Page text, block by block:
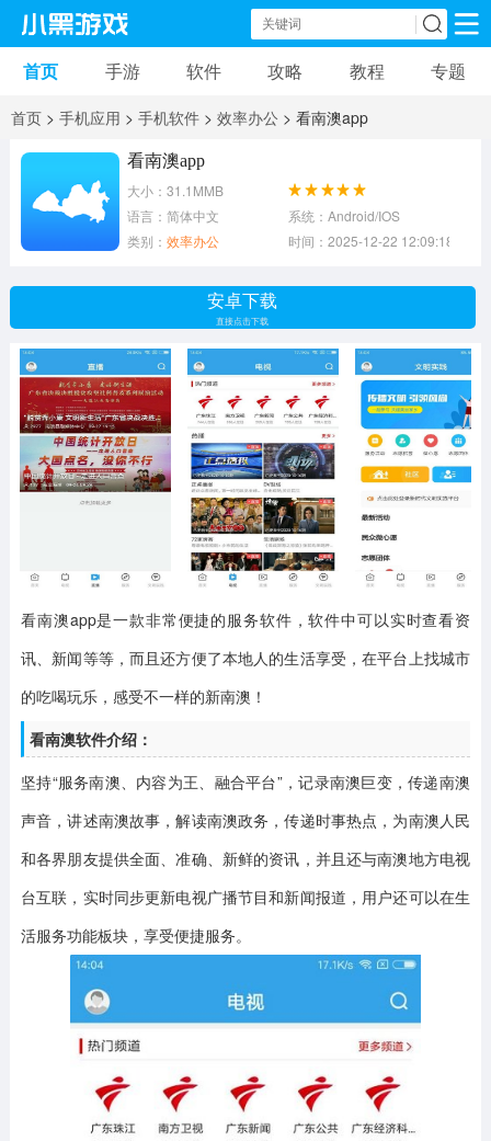
手机游戏 手机软件
安卓游戏 卡牌游戏
益智游戏 音乐游戏 传奇游戏
模拟游戏
策略游戏 文字游戏 角色扮演
首页 手游 软件 攻略 教程 专题
首页 > 手机应用 > 手机软件 > 效率办公 > 看南澳app
看南澳app
大小：31.1MMB
语言：简体中文
系统：Android/IOS
类别： 效率办公 时间：2025-12-22 12:09:18
安卓下载
直接点击下载
看南澳app是一款非常便捷的服务软件，软件中可以实时查看资
讯、新闻等等，而且还方便了本地人的生活享受，在平台上找城市
的吃喝玩乐，感受不一样的新南澳！
看南澳软件介绍：
坚持“服务南澳、内容为王、融合平台”，记录南澳巨变，传递南澳
声音，讲述南澳故事，解读南澳政务，传递时事热点，为南澳人民
和各界朋友提供全面、准确、新鲜的资讯，并且还与南澳地方电视
台互联，实时同步更新电视广播节目和新闻报道，用户还可以在生
活服务功能板块，享受便捷服务。